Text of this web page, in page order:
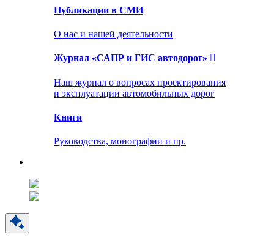
Публикации в СМИ
О нас и нашей деятельности
Журнал «САПР и ГИС автодорог»
Наш журнал о вопросах проектирования
и эксплуатации автомобильных дорог
Книги
Руководства, монографии и пр.